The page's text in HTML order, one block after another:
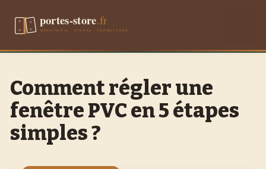
Comment régler une
fenêtre PVC en 5 étapes
simples ?